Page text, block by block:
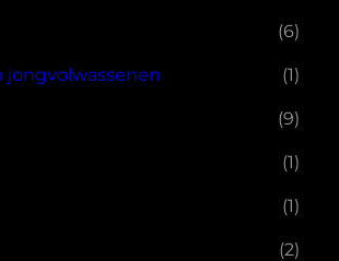
(6)
jongvolwassenen (1)
(9)
(1)
(1)
(2)